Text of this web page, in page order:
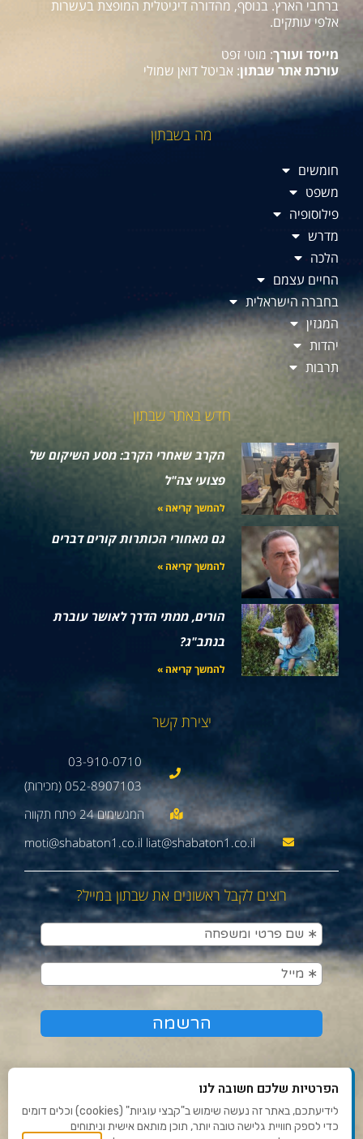
ברחבי הארץ. בנוסף, מהדורה דיגיטלית המופצת בעשרות
אלפי עותקים.
מייסד ועורך: מוטי זפט
עורכת אתר שבתון: אביטל דואן שמולי
מה בשבתון
חומשים
משפט
פילוסופיה
מדרש
הלכה
החיים עצמם
בחברה הישראלית
המגזין
יהדות
תרבות
חדש באתר שבתון
הקרב שאחרי הקרב: מסע השיקום של
פצועי צה"ל
להמשך קריאה »
גם מאחורי הכותרות קורים דברים
להמשך קריאה »
הורים, ממתי הדרך לאושר עוברת
בנתב"ג?
להמשך קריאה »
יצירת קשר
03-910-0710
052-8907103 (מכירות)
moti@shabaton1.co.il liat@shabaton1.co.il
רוצים לקבל ראשונים את שבתון במייל?
תנאי שימוש ומדיניות פרטיות
הפרטיות שלכם חשובה לנו
לידיעתכם, באתר זה נעשה שימוש ב"קבצי עוגיות" (cookies) וכלים דומים
כדי לספק חוויית גלישה טובה יותר, תוכן מותאם אישית וניתוחים